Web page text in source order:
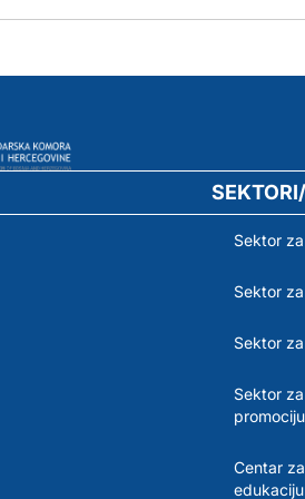
Sektor
Sektor
Sektor
Sektor
promociju
Centar
edukaciju